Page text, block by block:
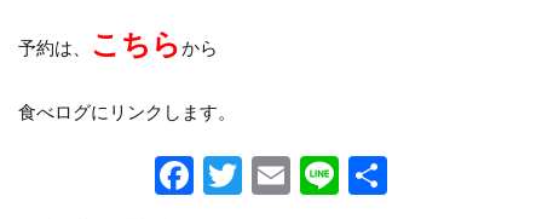
予約は、 こちらから
食べログにリンクします。
F
T
E
Li